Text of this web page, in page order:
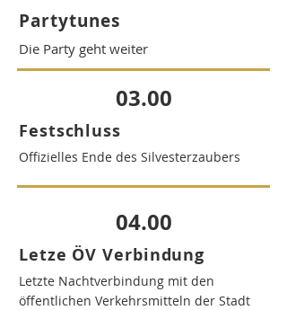
Partytunes
Die Party geht weiter
03.00
Festschluss
Offizielles Ende des Silvesterzaubers
04.00
Letze ÖV Verbindung
Letzte Nachtverbindung mit den
öffentlichen Verkehrsmitteln der Stadt